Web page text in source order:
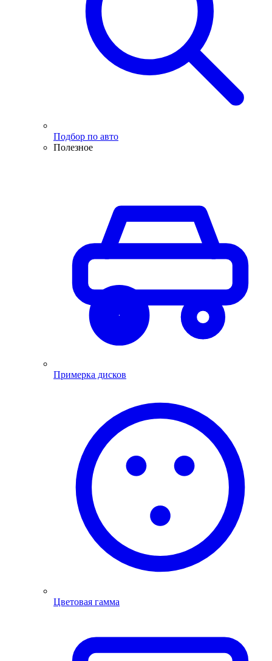
Подбор по авто
Полезное
Примерка дисков
Цветовая гамма